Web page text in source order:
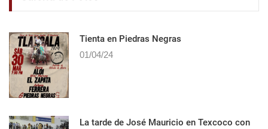
Tienta en Piedras Negras
01/04/24
La tarde de José Mauricio en Texcoco con